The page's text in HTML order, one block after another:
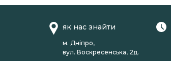
як нас знайти
м. Дніпро,
вул. Воскресенська, 2д.